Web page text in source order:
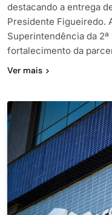
destacando a entrega
Presidente Figueiredo.
Superintendência da
fortalecimento da
Ver mais